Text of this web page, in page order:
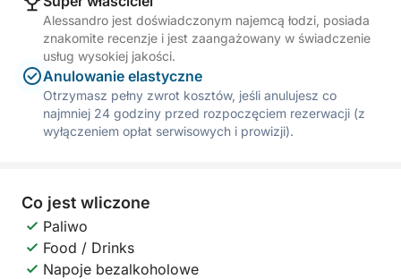
Alessandro jest doświadczonym najemcą łodzi, posiada
znakomite recenzje i jest zaangażowany w świadczenie
usług wysokiej jakości.
Anulowanie elastyczne
Otrzymasz pełny zwrot kosztów, jeśli anulujesz co
najmniej 24 godziny przed rozpoczęciem rezerwacji (z
wyłączeniem opłat serwisowych i prowizji).
Co jest wliczone
Paliwo
Food / Drinks
Napoje bezalkoholowe